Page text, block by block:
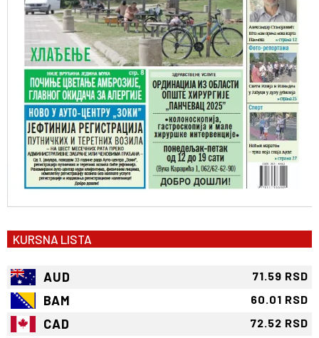
KURSNA LISTA
AUD 71.59 RSD
BAM 60.01 RSD
CAD 72.52 RSD